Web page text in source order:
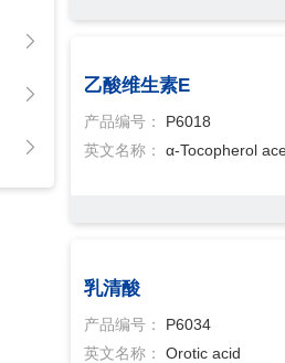
乙酸维生素E
产品编号：
P6018
英文名称：
α-Tocopherol
乳清酸
产品编号：
P6034
英文名称：
Orotic acid